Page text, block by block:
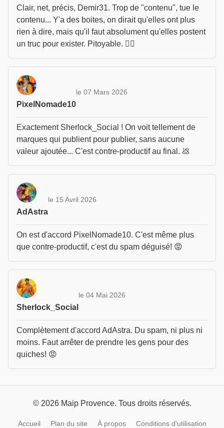
Clair, net, précis, Demir31. Trop de "contenu", tue le
contenu... Y'a des boites, on dirait qu'elles ont plus
rien à dire, mais qu'il faut absolument qu'elles postent
un truc pour exister. Pitoyable. 🤦‍♂️
PixelNomade10
le 07 Mars 2026
Exactement Sherlock_Social ! On voit tellement de
marques qui publient pour publier, sans aucune
valeur ajoutée... C'est contre-productif au final. 💩
AdAstra
le 15 Avril 2026
On est d'accord PixelNomade10. C'est même plus
que contre-productif, c'est du spam déguisé! 😡
Sherlock_Social
le 04 Mai 2026
Complètement d'accord AdAstra. Du spam, ni plus ni
moins. Faut arrêter de prendre les gens pour des
quiches! 😡
© 2026 Maip Provence. Tous droits réservés.
Accueil Plan du site À propos
Conditions d'utilisation